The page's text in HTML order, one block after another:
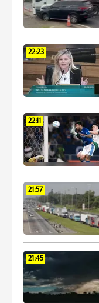
22:23
22:11
21:57
21:45